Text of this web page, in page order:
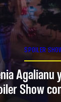
SPOILER
Show